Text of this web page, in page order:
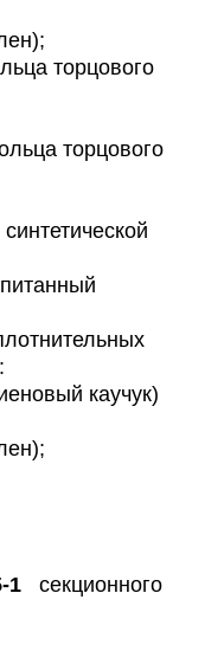
торцового
торцового
каучук)
1 секционного